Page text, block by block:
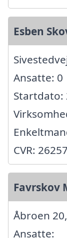
Esben
Ansatte: 0
Startdato:
CVR:
Favrskov
Åbroen
Ansatte: